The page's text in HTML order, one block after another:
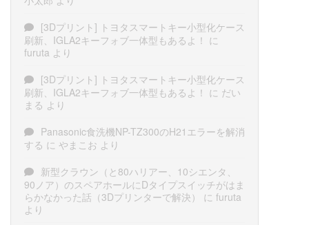
[3Dプリント] トヨタスマートキー小型化ケース
刷新、IGLA2キーフォブ一体型もあるよ！ に
furuta より
[3Dプリント] トヨタスマートキー小型化ケース
刷新、IGLA2キーフォブ一体型もあるよ！ に だい
まる より
Panasonic食洗機NP-TZ300のH21エラーを解消
する に やまこお より
新型クラウン（と80ハリアー、10シエンタ、
90ノア）のスペアホールにDタイプスイッチがはま
らかなかった話（3Dプリンターで解決）
に furuta
より